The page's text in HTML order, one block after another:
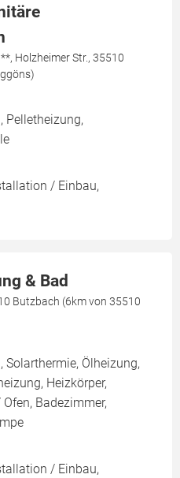
Holzheimer Str., 35510
Pelletheizung,
/ Einbau,
& Bad
Butzbach (6km von 35510
Solarthermie, Ölheizung,
Heizkörper,
Badezimmer,
/ Einbau,